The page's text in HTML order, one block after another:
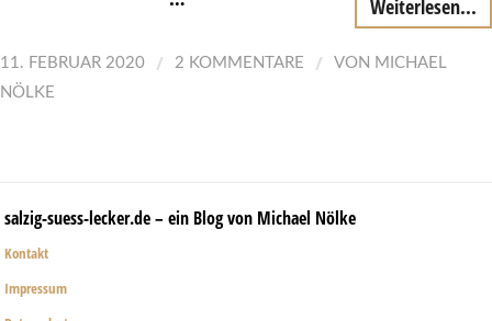
Weiterlesen...
11. FEBRUAR 2020 / 2 KOMMENTARE / VON MICHAEL
NÖLKE
salzig-suess-lecker.de – ein Blog von Michael Nölke
Kontakt
Impressum